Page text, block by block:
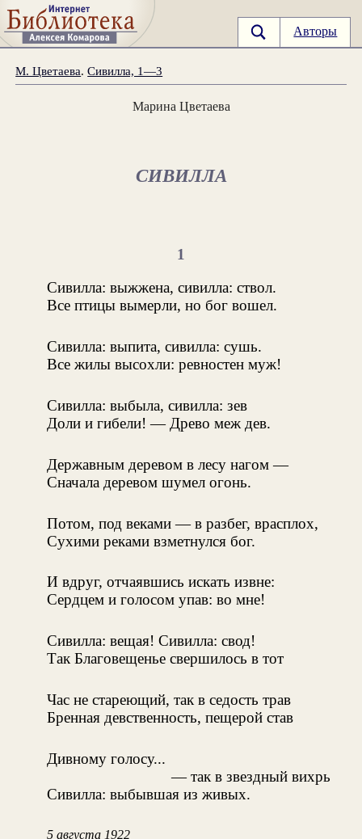
Авторы
М. Цветаева.Сивилла, 1—3
Марина Цветаева
СИВИЛЛА
1
Сивилла: выжжена, сивилла: ствол.
Все птицы вымерли, но бог вошел.
Сивилла: выпита, сивилла: сушь.
Все жилы высохли: ревностен муж!
Сивилла: выбыла, сивилла: зев
Доли и гибели! — Древо меж дев.
Державным деревом в лесу нагом —
Сначала деревом шумел огонь.
Потом, под веками — в разбег, врасплох,
Сухими реками взметнулся бог.
И вдруг, отчаявшись искать извне:
Сердцем и голосом упав: во мне!
Сивилла: вещая! Сивилла: свод!
Так Благовещенье свершилось в тот
Час не стареющий, так в седость трав
Бренная девственность, пещерой став
Дивному голосу...
— так в звездный вихрь
Сивилла: выбывшая из живых.
5 августа 1922